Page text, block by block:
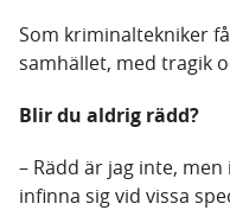
Som kriminaltekniker
samhället, med tragik
Blir du aldrig rädd?
– Rädd är jag inte,
infinna sig vid vissa